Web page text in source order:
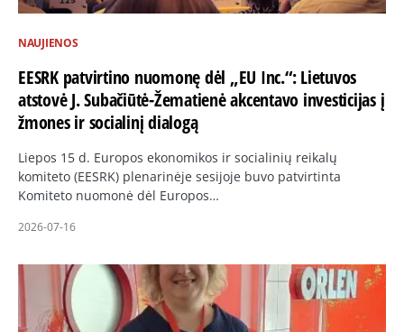
NAUJIENOS
EESRK patvirtino nuomonę dėl „EU Inc.“: Lietuvos
atstovė J. Subačiūtė-Žematienė akcentavo investicijas į
žmones ir socialinį dialogą
Liepos 15 d. Europos ekonomikos ir socialinių reikalų
komiteto (EESRK) plenarinėje sesijoje buvo patvirtinta
Komiteto nuomonė dėl Europos…
2026-07-16